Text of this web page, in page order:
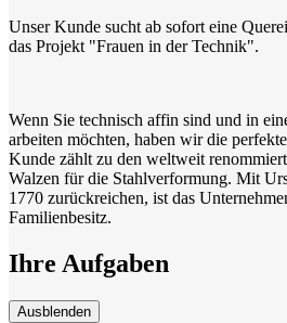
Unser Kunde sucht ab sofort eine
das Projekt "Frauen in der Technik".
Wenn Sie technisch affin sind und in
arbeiten möchten, haben wir die
Kunde zählt zu den weltweit
Walzen für die Stahlverformung. Mit
1770 zurückreichen, ist das
Familienbesitz.
Ihre Aufgaben
Ausblenden